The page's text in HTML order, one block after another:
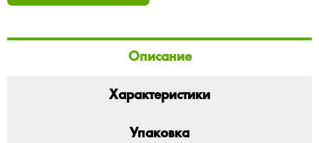
Описание
Характеристики
Упаковка